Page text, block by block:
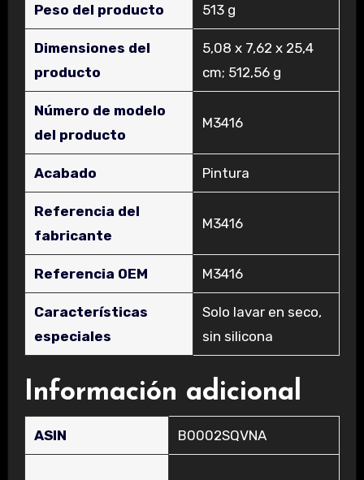
Peso del producto ‎513 g
Dimensiones del
producto
‎5,08 x 7,62 x 25,4
cm; 512,56 g
Número de modelo
del producto
‎M3416
Acabado ‎Pintura
Referencia del
fabricante
‎M3416
Referencia OEM ‎M3416
Características
especiales
‎Solo lavar en seco,
sin silicona
Información adicional
ASIN B0002SQVNA